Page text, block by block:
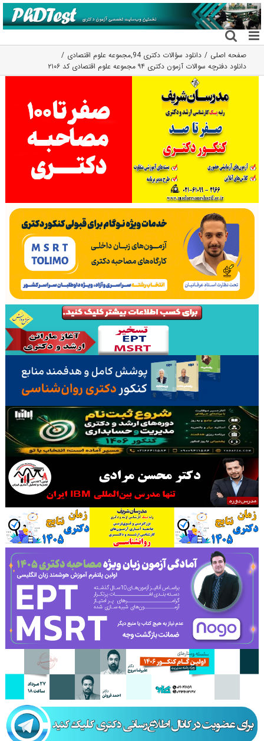
رفتن
به
محتوا
صفحه اصلی دانلود سؤالات دکتری 94 ,مجموعه علوم اقتصادی
دانلود دفترچه سوالات آزمون دکتری ۹۴ مجموعه علوم اقتصادی کد ۲۱۰۶